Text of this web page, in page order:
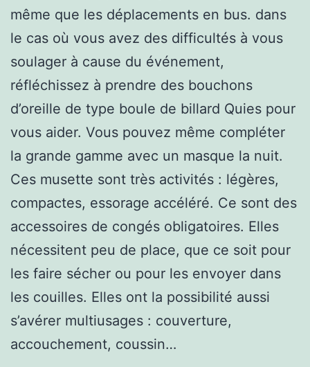
même que les déplacements en bus. dans
le cas où vous avez des difficultés à vous
soulager à cause du événement,
réfléchissez à prendre des bouchons
d’oreille de type boule de billard Quies pour
vous aider. Vous pouvez même compléter
la grande gamme avec un masque la nuit.
Ces musette sont très activités : légères,
compactes, essorage accéléré. Ce sont des
accessoires de congés obligatoires. Elles
nécessitent peu de place, que ce soit pour
les faire sécher ou pour les envoyer dans
les couilles. Elles ont la possibilité aussi
s’avérer multiusages : couverture,
accouchement, coussin…